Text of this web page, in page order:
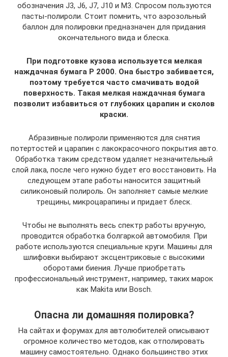
обозначения J3, J6, J7, J10 и М3. Спросом пользуются
пасты-полироли. Стоит помнить, что аэрозольный
баллон для полировки предназначен для придания
окончательного вида и блеска.
При подготовке кузова используется мелкая
наждачная бумага Р 2000. Она быстро забивается,
поэтому требуется часто смачивать водой
поверхность. Такая мелкая наждачная бумага
позволит избавиться от глубоких царапин и сколов
краски.
Абразивные полироли применяются для снятия
потертостей и царапин с лакокрасочного покрытия авто.
Обработка таким средством удаляет незначительный
слой лака, после чего нужно будет его восстановить. На
следующем этапе работы наносится защитный
силиконовый полироль. Он заполняет самые мелкие
трещины, микроцарапины и придает блеск.
Чтобы не выполнять весь спектр работы вручную,
проводится обработка болгаркой автомобиля. При
работе используются специальные круги. Машины для
шлифовки выбирают эксцентриковые с высокими
оборотами биения. Лучше приобретать
профессиональный инструмент, например, таких марок
как Makita или Bosch.
Опасна ли домашняя полировка?
На сайтах и форумах для автолюбителей описывают
огромное количество методов, как отполировать
машину самостоятельно. Однако большинство этих